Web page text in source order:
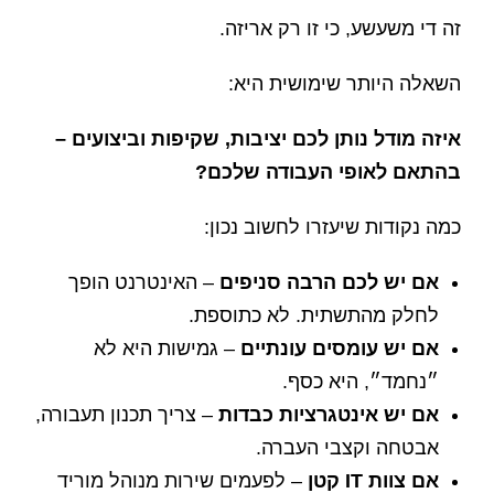
זה די משעשע, כי זו רק אריזה.
השאלה היותר שימושית היא:
איזה מודל נותן לכם יציבות, שקיפות וביצועים –
בהתאם לאופי העבודה שלכם?
כמה נקודות שיעזרו לחשוב נכון:
אם יש לכם הרבה סניפים – האינטרנט הופך
לחלק מהתשתית. לא כתוספת.
אם יש עומסים עונתיים – גמישות היא לא
״נחמד״, היא כסף.
אם יש אינטגרציות כבדות – צריך תכנון תעבורה,
אבטחה וקצבי העברה.
אם צוות IT קטן
– לפעמים שירות מנוהל מוריד